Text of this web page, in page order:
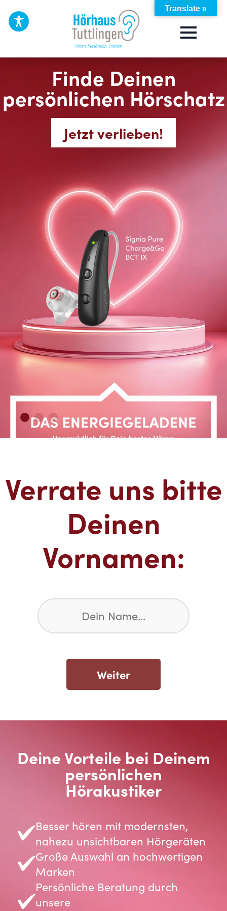
Finde Deinen
persönlichen Hörschatz
Jetzt verlieben!
Verrate uns bitte
Deinen
Vornamen:
Weiter
Deine Vorteile bei Deinem
persönlichen
Hörakustiker
Besser hören mit modernsten,
nahezu unsichtbaren Hörgeräten
Große Auswahl an hochwertigen
Marken
Persönliche Beratung durch
unsere
Translate »